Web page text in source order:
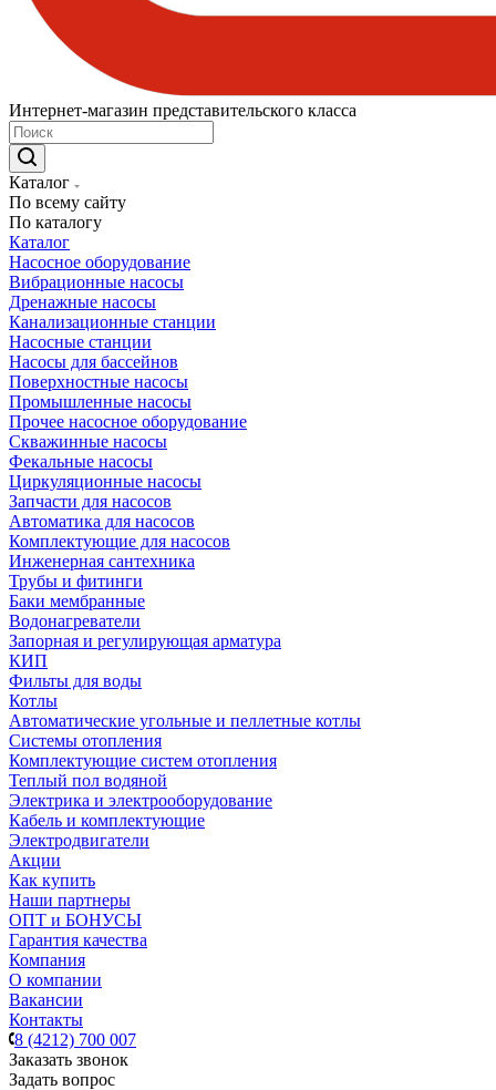
Интернет-магазин представительского класса
Каталог
По всему сайту
По каталогу
Каталог
Насосное оборудование
Вибрационные насосы
Дренажные насосы
Канализационные станции
Насосные станции
Насосы для бассейнов
Поверхностные насосы
Промышленные насосы
Прочее насосное оборудование
Скважинные насосы
Фекальные насосы
Циркуляционные насосы
Запчасти для насосов
Автоматика для насосов
Комплектующие для насосов
Инженерная сантехника
Трубы и фитинги
Баки мембранные
Водонагреватели
Запорная и регулирующая арматура
КИП
Фильты для воды
Котлы
Автоматические угольные и пеллетные котлы
Системы отопления
Комплектующие систем отопления
Теплый пол водяной
Электрика и электрооборудование
Кабель и комплектующие
Электродвигатели
Акции
Как купить
Наши партнеры
ОПТ и БОНУСЫ
Гарантия качества
Компания
О компании
Вакансии
Контакты
8 (4212) 700 007
Заказать звонок
Задать вопрос